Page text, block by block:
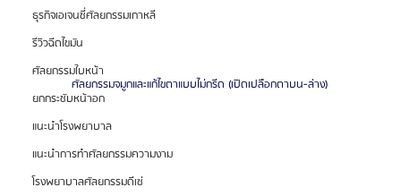
ธุรกิจเอเจนซี่ศัลยกรรมเกาหลี
รีวิวฉีดไขมัน
ศัลยกรรมใบหน้า
ยกกระชับหน้าอก
แนะนำโรงพยาบาล
แนะนำการทำศัลยกรรมความงาม
โรงพยาบาลศัลยกรรมดีเซ่
ศัลยกรรมจมูกและแก้ไขตาแบบไม่กรีด (เปิดเปลือกตาบน-ล่าง)